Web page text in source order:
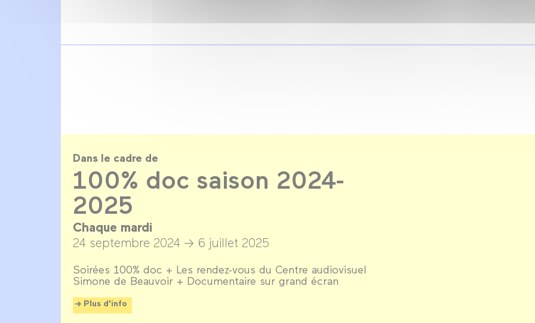
Dans le cadre de
100% doc saison 2024-
2025
Chaque mardi
24 septembre 2024 → 6 juillet 2025
Soirées 100% doc + Les rendez-vous du Centre audiovisuel
Simone de Beauvoir + Documentaire sur grand écran
Plus d'info